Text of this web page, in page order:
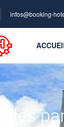
infos@booking-
îles